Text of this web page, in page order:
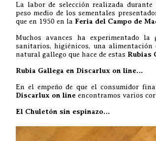
La labor de selección realizada
peso medio de los sementales
que en 1950 en la Feria del Campo de
Muchos avances ha experimentado
sanitarios, higiénicos, una
natural gallego que hace de estas Rubias
Rubia Gallega en Discarlux on line…
En el empeño de que el consumidor
Discarlux on line encontramos varios
El Chuletón sin espinazo…